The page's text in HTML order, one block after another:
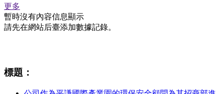
更多
暫時沒有內容信息顯示
請先在網站后臺添加數據記錄。
標題：